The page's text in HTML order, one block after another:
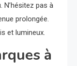
N’hésitez pas à
prolongée.
et lumineux.
à